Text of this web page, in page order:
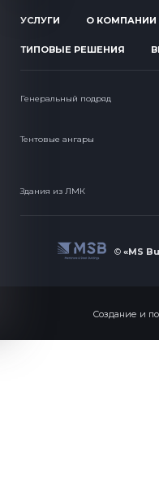
УСЛУГИ О КОМПАНИИ
ТИПОВЫЕ РЕШЕНИЯ
Генеральный подряд
Тентовые ангары
Здания из ЛМК
© «MS
Создание и